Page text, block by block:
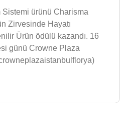
ürünü Charisma
Zirvesinde Hayatı
Ürün ödülü kazandı. 16
günü Crowne Plaza